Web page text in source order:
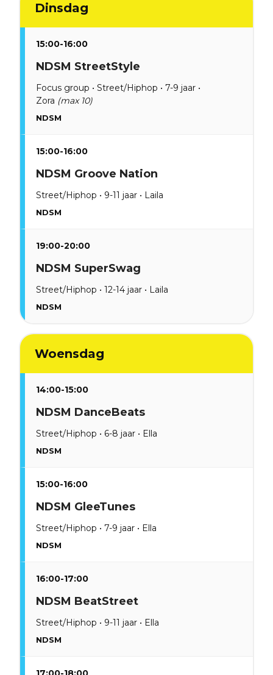
Dinsdag
15:00-16:00
NDSM StreetStyle
Focus group • Street/Hiphop • 7-9 jaar •
Zora (max 10)
NDSM
15:00-16:00
NDSM Groove Nation
Street/Hiphop • 9-11 jaar • Laila
NDSM
19:00-20:00
NDSM SuperSwag
Street/Hiphop • 12-14 jaar • Laila
NDSM
Woensdag
14:00-15:00
NDSM DanceBeats
Street/Hiphop • 6-8 jaar • Ella
NDSM
15:00-16:00
NDSM GleeTunes
Street/Hiphop • 7-9 jaar • Ella
NDSM
16:00-17:00
NDSM BeatStreet
Street/Hiphop • 9-11 jaar • Ella
NDSM